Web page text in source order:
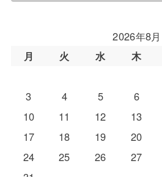
2026年8月
月
火 水 木
3
4 5 6
10
11 12 13
17
18 19 20
24
25 26 27